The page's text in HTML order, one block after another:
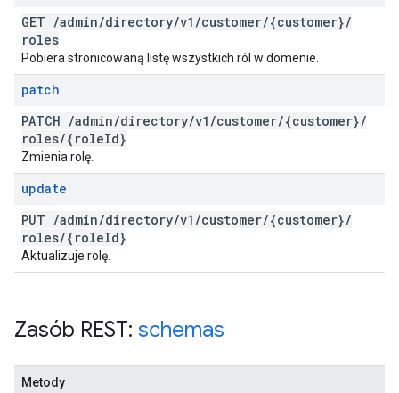
GET /admin/directory/v1 /customer/{customer}/
roles
Pobiera stronicowaną listę wszystkich ról w domenie.
patch
PATCH /admin/directory/v1 /customer/{customer}/
roles/{roleId}
Zmienia rolę.
update
PUT /admin/directory/v1 /customer/{customer}/
roles/{roleId}
Aktualizuje rolę.
Zasób REST: schemas
Metody